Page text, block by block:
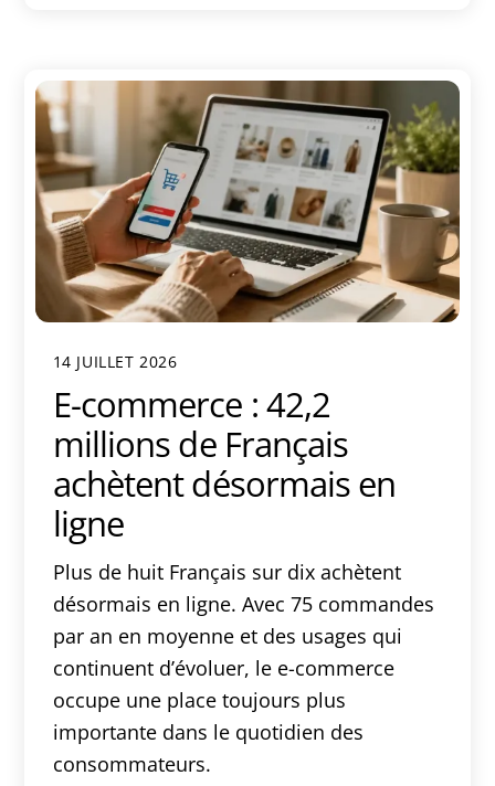
14 JUILLET 2026
E-commerce : 42,2
millions de Français
achètent désormais en
ligne
Plus de huit Français sur dix achètent
désormais en ligne. Avec 75 commandes
par an en moyenne et des usages qui
continuent d’évoluer, le e-commerce
occupe une place toujours plus
importante dans le quotidien des
consommateurs.